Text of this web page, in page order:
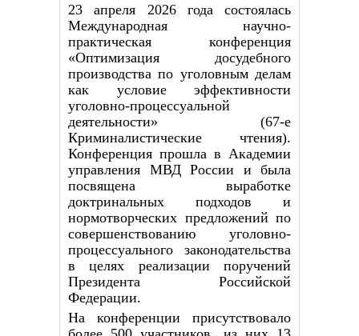
23 апреля 2026 года состоялась
Международная научно-
практическая конференция
«Оптимизация досудебного
производства по уголовным делам
как условие эффективности
уголовно-процессуальной
деятельности» (67-е
Криминалистические чтения).
Конференция прошла в Академии
управления МВД России и была
посвящена выработке
доктринальных подходов и
нормотворческих предложений по
совершенствованию уголовно-
процессуального законодательства
в целях реализации поручений
Президента Российской
Федерации.
На конференции присутствовало